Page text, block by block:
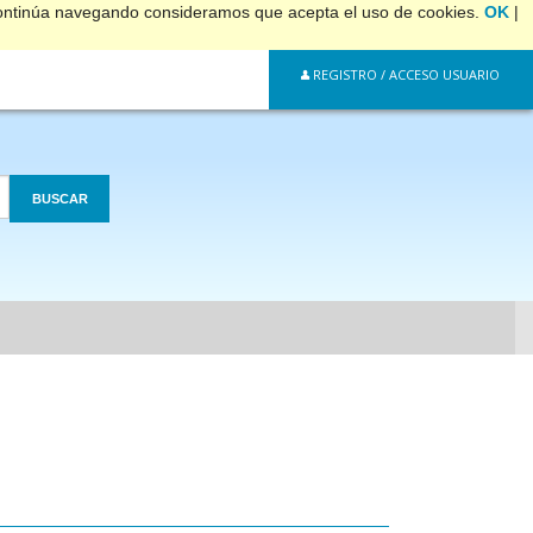
navegando consideramos que acepta el uso de cookies. OK |
REGISTRO / ACCESO USUARIO
BUSCAR